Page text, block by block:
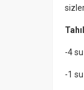
-4
-1